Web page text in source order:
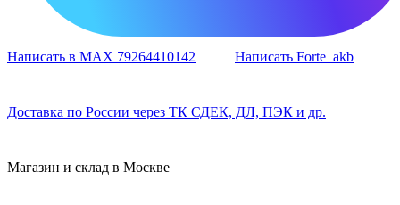
Написать в MAX 79264410142 Написать Forte_akb
Доставка по России через ТК СДЕК, ДЛ, ПЭК и др.
Магазин и склад в Москве